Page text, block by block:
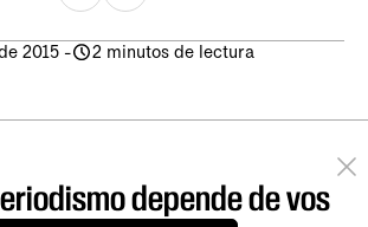
2015 - 2 minutos de lectura
depende de vos